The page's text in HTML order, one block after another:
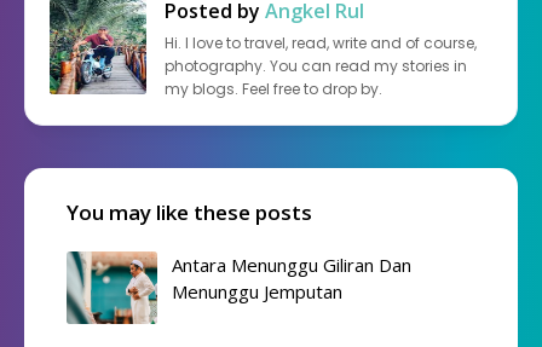
Posted by Angkel Rul
Hi. I love to travel, read, write and of course,
photography. You can read my stories in
my blogs. Feel free to drop by.
You may like these posts
Antara Menunggu Giliran Dan
Menunggu Jemputan